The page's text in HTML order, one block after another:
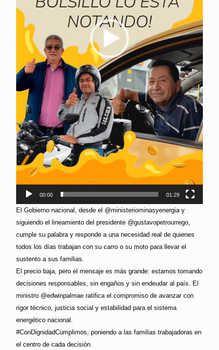
00:00 01:29
El Gobierno nacional, desde el @ministeriominasyenergia y
siguiendo el lineamiento del presidente @gustavopetrourrego,
cumple su palabra y responde a una necesidad real de quienes
todos los días trabajan con su carro o su moto para llevar el
sustento a sus familias.
El precio baja, pero el mensaje es más grande: estamos tomando
decisiones responsables, sin engaños y sin endeudar al país. El
ministro @edwinpalmae ratifica el compromiso de avanzar con
rigor técnico, justicia social y estabilidad para el sistema
energético nacional.
#ConDignidadCumplimos, poniendo a las familias trabajadoras en
el centro de cada decisión.